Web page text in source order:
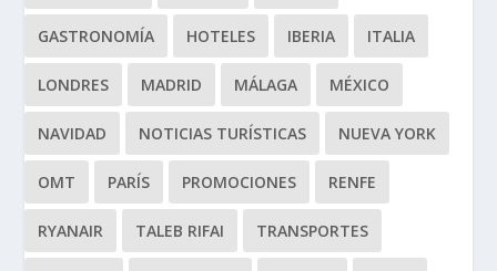
GASTRONOMÍA HOTELES IBERIA ITALIA
LONDRES MADRID MÁLAGA MÉXICO
NAVIDAD NOTICIAS TURÍSTICAS NUEVA YORK
OMT PARÍS PROMOCIONES RENFE
RYANAIR TALEB RIFAI TRANSPORTES